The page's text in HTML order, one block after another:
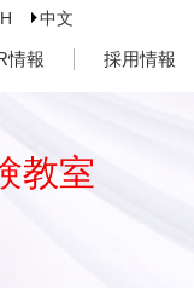
中文
情報 採用情報
教室